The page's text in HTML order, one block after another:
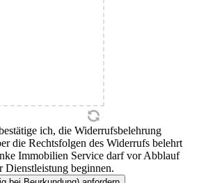
ich, die Widerrufsbelehrung
die Rechtsfolgen des Widerrufs belehrt
Immobilien Service darf vor Abblauf
Dienstleistung beginnen.